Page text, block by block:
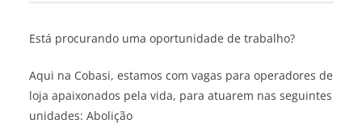
Está procurando uma oportunidade de trabalho?
Aqui na Cobasi, estamos com vagas para operadores de
loja apaixonados pela vida, para atuarem nas seguintes
unidades: Abolição